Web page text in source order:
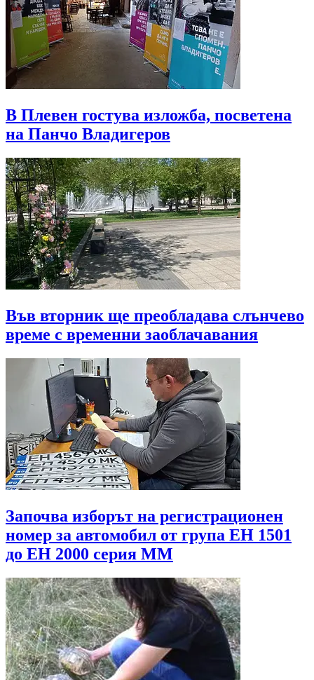
В Плевен гостува изложба, посветена
на Панчо Владигеров
Във вторник ще преобладава слънчево
време с временни заоблачавания
Започва изборът на регистрационен
номер за автомобил от група ЕН 1501
до EH 2000 серия MМ